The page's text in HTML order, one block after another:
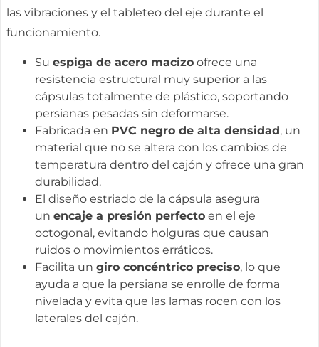
las vibraciones y el tableteo del eje durante el
funcionamiento.
Suespiga de acero macizo ofrece una
resistencia estructural muy superior a las
cápsulas totalmente de plástico, soportando
persianas pesadas sin deformarse.
Fabricada en PVC negro de alta densidad, un
material que no se altera con los cambios de
temperatura dentro del cajón y ofrece una gran
durabilidad.
El diseño estriado de la cápsula asegura
unencaje a presión perfecto en el eje
octogonal, evitando holguras que causan
ruidos o movimientos erráticos.
Facilita ungiro concéntrico preciso, lo que
ayuda a que la persiana se enrolle de forma
nivelada y evita que las lamas rocen con los
laterales del cajón.